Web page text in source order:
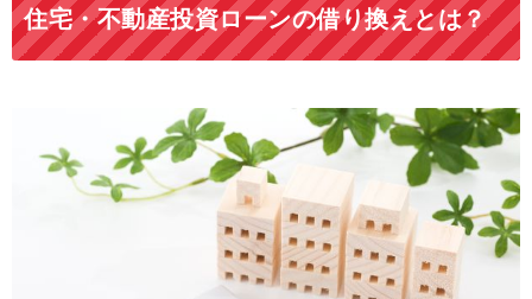
住宅・不動産投資ローンの借り換えとは？